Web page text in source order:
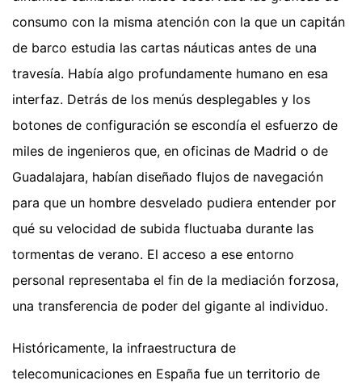
consumo con la misma atención con la que un capitán
de barco estudia las cartas náuticas antes de una
travesía. Había algo profundamente humano en esa
interfaz. Detrás de los menús desplegables y los
botones de configuración se escondía el esfuerzo de
miles de ingenieros que, en oficinas de Madrid o de
Guadalajara, habían diseñado flujos de navegación
para que un hombre desvelado pudiera entender por
qué su velocidad de subida fluctuaba durante las
tormentas de verano. El acceso a ese entorno
personal representaba el fin de la mediación forzosa,
una transferencia de poder del gigante al individuo.
Históricamente, la infraestructura de
telecomunicaciones en España fue un territorio de